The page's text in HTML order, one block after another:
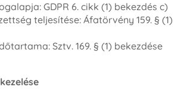
GDPR 6. cikk (1) bekezdés c)
teljesítése: Áfatörvény 159. § (1)
Sztv. 169. § (1) bekezdése